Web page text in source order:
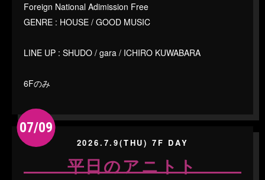
Foreign National Adimission Free
GENRE : HOUSE / GOOD MUSIC
LINE UP : SHUDO / gara / ICHIRO KUWABARA
6Fのみ
07/09
2026.7.9(THU) 7F DAY
平日のアニトト